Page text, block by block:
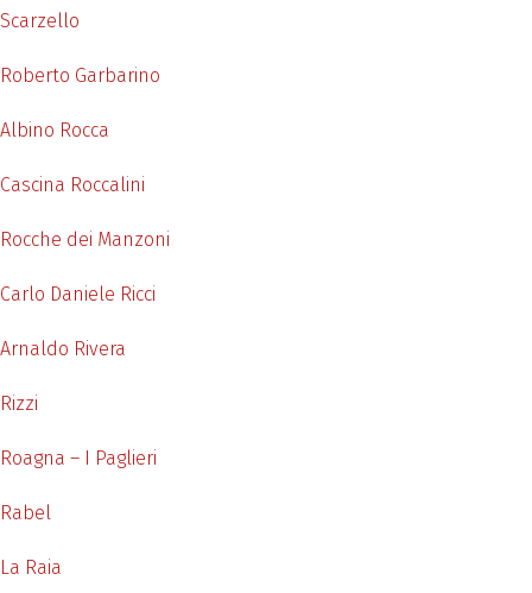
Scarzello
Roberto Garbarino
Albino Rocca
Cascina Roccalini
Rocche dei Manzoni
Carlo Daniele Ricci
Arnaldo Rivera
Rizzi
Roagna – I Paglieri
Rabel
La Raia